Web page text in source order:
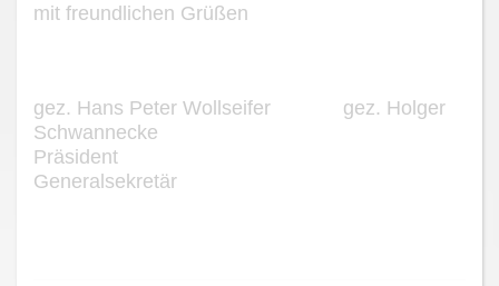
mit freundlichen Grüßen
gez. Hans Peter Wollseifer gez. Holger
Schwannecke
Präsident
Generalsekretär